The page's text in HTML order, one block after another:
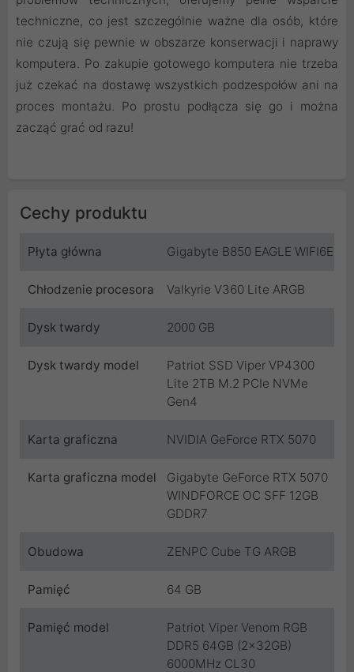
techniczne, co jest szczególnie ważne dla osób, które
nie czują się pewnie w obszarze konserwacji i naprawy
komputera. Po zakupie gotowego komputera nie trzeba
już czekać na dostawę wszystkich podzespołów ani na
proces montażu. Po prostu podłącza się go i można
zacząć grać od razu!
Cechy produktu
Płyta główna Gigabyte B850 EAGLE WIFI6E
Chłodzenie procesora Valkyrie V360 Lite ARGB
Dysk twardy 2000 GB
Dysk twardy model
Patriot SSD Viper VP4300
Lite 2TB M.2 PCIe NVMe
Gen4
Karta graficzna NVIDIA GeForce RTX 5070
Karta graficzna model
Gigabyte GeForce RTX 5070
WINDFORCE OC SFF 12GB
GDDR7
Obudowa ZENPC Cube TG ARGB
Pamięć 64 GB
Pamięć model
Patriot Viper Venom RGB
DDR5 64GB (2x32GB)
6000MHz CL30